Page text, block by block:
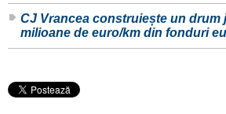
CJ Vrancea construiește un drum
milioane de euro/km din fonduri